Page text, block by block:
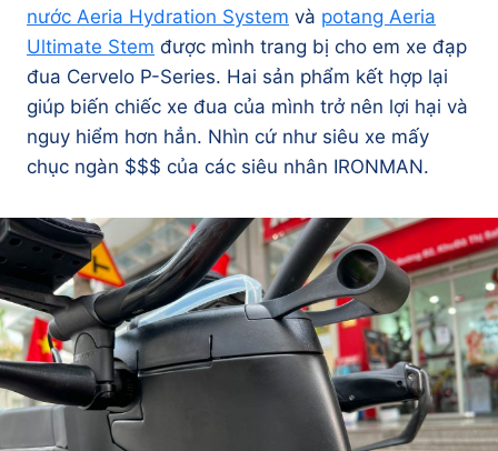
nước Aeria Hydration System và potang Aeria
Ultimate Stem được mình trang bị cho em xe đạp
đua Cervelo P-Series. Hai sản phẩm kết hợp lại
giúp biến chiếc xe đua của mình trở nên lợi hại và
nguy hiểm hơn hẳn. Nhìn cứ như siêu xe mấy
chục ngàn $$$ của các siêu nhân IRONMAN.